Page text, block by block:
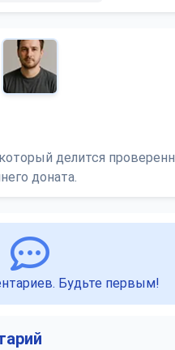
делится
доната.
Будьте первым!